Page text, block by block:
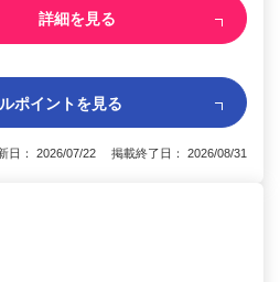
詳細を見る
ポイントを見る
日： 2026/07/22 掲載終了日： 2026/08/31